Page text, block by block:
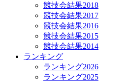
競技会結果2018
競技会結果2017
競技会結果2016
競技会結果2015
競技会結果2014
ランキング
ランキング2026
ランキング2025